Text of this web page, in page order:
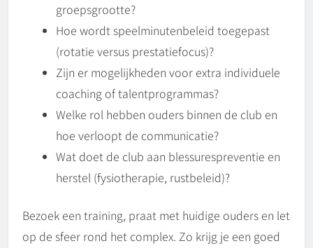
groepsgrootte?
Hoe wordt speelminutenbeleid toegepast
(rotatie versus prestatiefocus)?
Zijn er mogelijkheden voor extra individuele
coaching of talentprogrammas?
Welke rol hebben ouders binnen de club en
hoe verloopt de communicatie?
Wat doet de club aan blessurespreventie en
herstel (fysiotherapie, rustbeleid)?
Bezoek een training, praat met huidige ouders en let
op de sfeer rond het complex. Zo krijg je een goed